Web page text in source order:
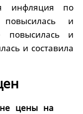
инфляция по
и
повысилась и
и составила
цены на